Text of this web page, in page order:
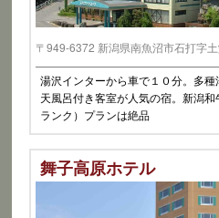
〒949-6372 新潟県南魚沼市石打字
湯沢インターから車で１０分。多種
天風呂付き客室が人気の宿。新潟和
ランク）プランは絶品
舞子高原ホテル